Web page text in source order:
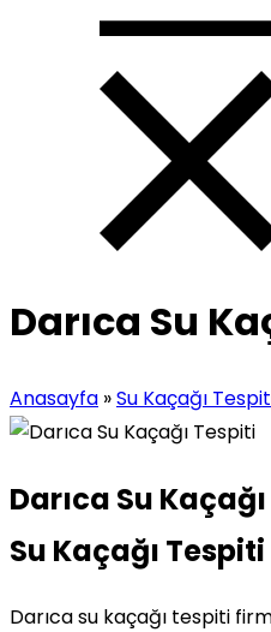
Darıca Su
Anasayfa »Su Kaçağı
Darıca Su
Su Kaçağı Tespiti
Darıca su kaçağı tespiti